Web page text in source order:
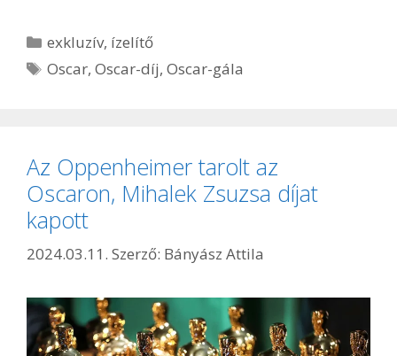
Kategória
exkluzív, ízelítő
Címkék
Oscar,Oscar-díj,Oscar-gála
Az Oppenheimer tarolt az
Oscaron, Mihalek Zsuzsa díjat
kapott
2024.03.11. Szerző: Bányász Attila